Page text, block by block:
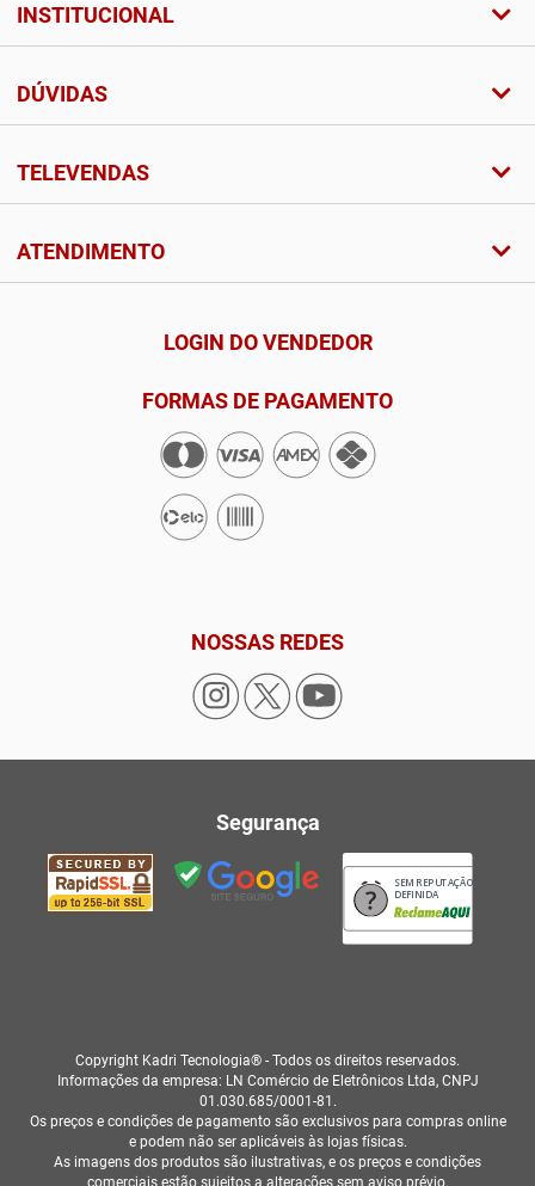
INSTITUCIONAL
DÚVIDAS
TELEVENDAS
ATENDIMENTO
LOGIN DO VENDEDOR
FORMAS DE PAGAMENTO
NOSSAS REDES
Segurança
SEM REPUTAÇÃO
DEFINIDA
Copyright Kadri Tecnologia® - Todos os direitos reservados.
Informações da empresa: LN Comércio de Eletrônicos Ltda, CNPJ
01.030.685/0001-81.
Os preços e condições de pagamento são exclusivos para compras online
e podem não ser aplicáveis às lojas físicas.
As imagens dos produtos são ilustrativas, e os preços e condições
comerciais estão sujeitos a alterações sem aviso prévio.